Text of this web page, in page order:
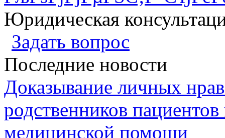
Юридическая
Задать вопрос
Последние новости
Доказывание личных
родственников
медицинской помощи